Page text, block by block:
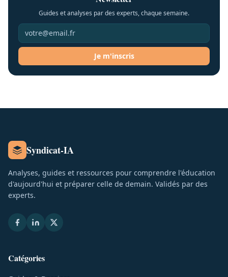
Guides et analyses par des experts, chaque semaine.
Je m'inscris
Syndicat-IA
Analyses, guides et ressources pour comprendre l'éducation
d'aujourd'hui et préparer celle de demain. Validés par des
experts.
Catégories